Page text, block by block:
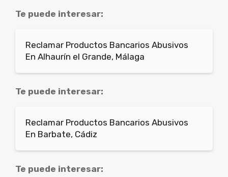
Te puede interesar:
Reclamar Productos Bancarios Abusivos
En Alhaurín el Grande, Málaga
Te puede interesar:
Reclamar Productos Bancarios Abusivos
En Barbate, Cádiz
Te puede interesar: